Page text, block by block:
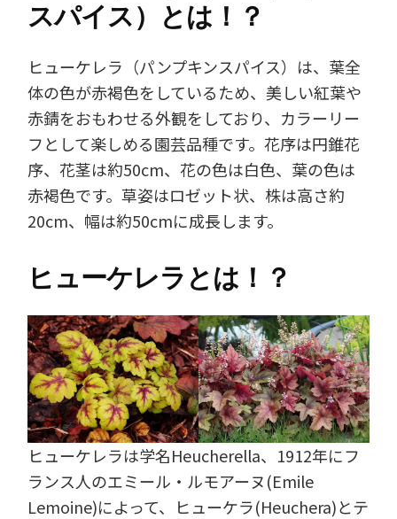
スパイス）とは！？
ヒューケレラ（パンプキンスパイス）は、葉全
体の色が赤褐色をしているため、美しい紅葉や
赤錆をおもわせる外観をしており、カラーリー
フとして楽しめる園芸品種です。花序は円錐花
序、花茎は約50cm、花の色は白色、葉の色は
赤褐色です。草姿はロゼット状、株は高さ約
20cm、幅は約50cmに成長します。
ヒューケレラとは！？
ヒューケレラは学名Heucherella、1912年にフ
ランス人のエミール・ルモアーヌ(Emile
Lemoine)によって、ヒューケラ(Heuchera)とテ